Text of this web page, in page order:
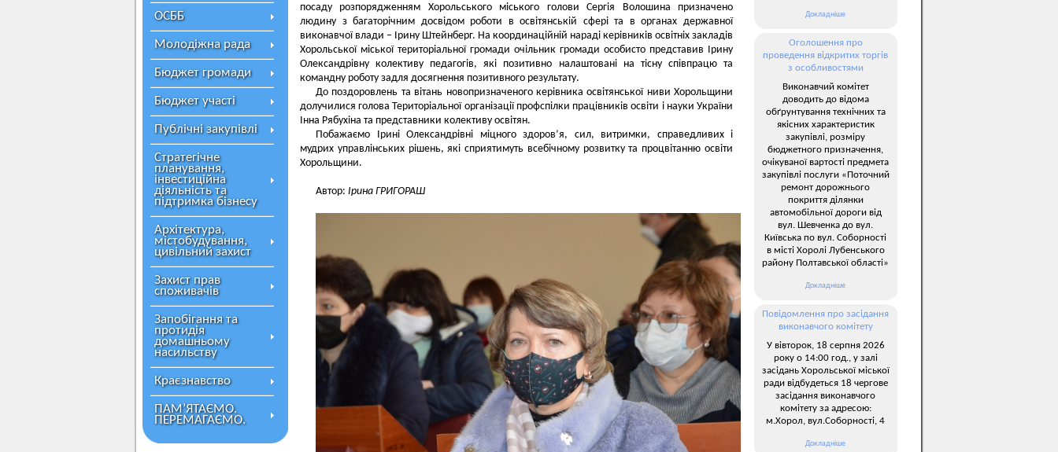
ОСББ
Молодіжна рада
Бюджет громади
Бюджет участі
Публічні закупівлі
Стратегічне
планування,
інвестиційна
діяльність та
підтримка бізнесу
Архітектура,
містобудування,
цивільний захист
Захист прав
споживачів
Запобігання та
протидія
домашньому
насильству
Краєзнавство
ПАМ’ЯТАЄМО.
ПЕРЕМАГАЄМО.
посаду розпорядженням Хорольського міського голови Сергія Волошина призначено
людину з багаторічним досвідом роботи в освітянській сфері та в органах державної
виконавчої влади – Ірину Штейнберг. На координаційній нараді керівників освітніх закладів
Хорольської міської територіальної громади очільник громади особисто представив Ірину
Олександрівну колективу педагогів, які позитивно налаштовані на тісну співпрацю та
командну роботу задля досягнення позитивного результату.
До поздоровлень та вітань новопризначеного керівника освітянської ниви Хорольщини
долучилися голова Територіальної організації профспілки працівників освіти і науки України
Інна Рябухіна та представники колективу освітян.
Побажаємо Ірині Олександрівні міцного здоров’я, сил, витримки, справедливих і
мудрих управлінських рішень, які сприятимуть всебічному розвитку та процвітанню освіти
Хорольщини.
Автор: Ірина ГРИГОРАШ
Докладніше
Оголошення про
проведення відкритих торгів
з особливостями
Виконавчий комітет
доводить до відома
обґрунтування технічних та
якісних характеристик
закупівлі, розміру
бюджетного призначення,
очікуваної вартості предмета
закупівлі послуги «Поточний
ремонт дорожнього
покриття ділянки
автомобільної дороги від
вул. Шевченка до вул.
Київська по вул. Соборності
в місті Хоролі Лубенського
району Полтавської області»
Докладніше
Повідомлення про засідання
виконавчого комітету
У вівторок, 18 серпня 2026
року о 14:00 год., у залі
засідань Хорольської міської
ради відбудеться 18 чергове
засідання виконавчого
комітету за адресою:
м.Хорол, вул.Соборності, 4
Докладніше